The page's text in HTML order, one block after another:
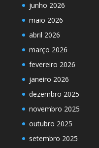
junho 2026
maio 2026
abril 2026
março 2026
fevereiro 2026
janeiro 2026
dezembro 2025
novembro 2025
outubro 2025
setembro 2025